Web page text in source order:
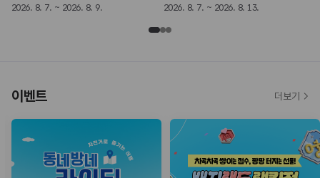
2026. 8. 7. ~ 2026. 8. 9. 2026. 8. 7. ~ 2026. 8. 13.
이벤트 더보기